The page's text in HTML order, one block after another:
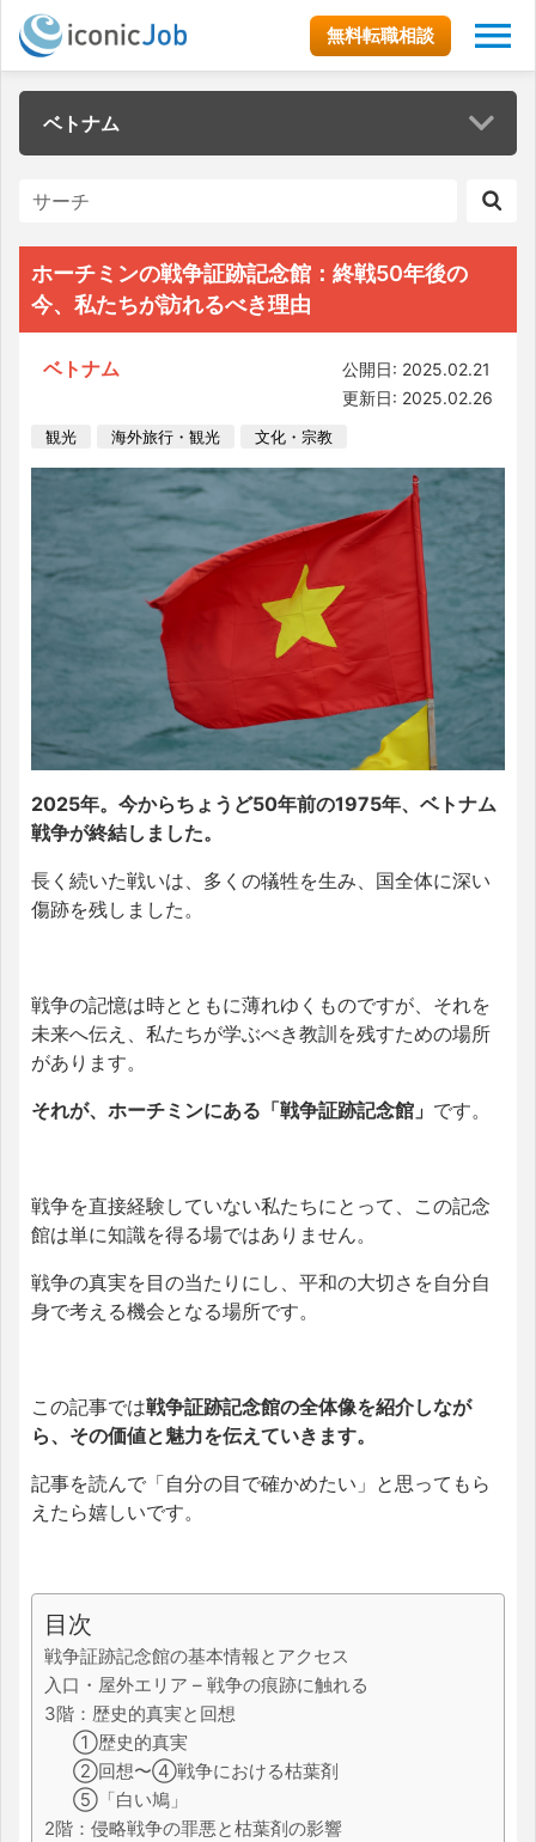
無料転職相談
ベトナム
ホーチミンの戦争証跡記念館：終戦50年後の
今、私たちが訪れるべき理由
ベトナム
公開日: 2025.02.21
更新日: 2025.02.26
観光 海外旅行・観光 文化・宗教
2025年。今からちょうど50年前の1975年、ベトナム
戦争が終結しました。
長く続いた戦いは、多くの犠牲を生み、国全体に深い
傷跡を残しました。
戦争の記憶は時とともに薄れゆくものですが、それを
未来へ伝え、私たちが学ぶべき教訓を残すための場所
があります。
それが、ホーチミンにある「戦争証跡記念館」 です。
戦争を直接経験していない私たちにとって、この記念
館は単に知識を得る場ではありません。
戦争の真実を目の当たりにし、平和の大切さを自分自
身で考える機会となる場所です。
この記事では戦争証跡記念館の全体像を紹介しなが
ら、その価値と魅力を伝えていきます。
記事を読んで「自分の目で確かめたい」と思ってもら
えたら嬉しいです。
目次
戦争証跡記念館の基本情報とアクセス
入口・屋外エリア – 戦争の痕跡に触れる
3階：歴史的真実と回想
①歴史的真実
②回想〜④戦争における枯葉剤
⑤「白い鳩」
2階：侵略戦争の罪悪と枯葉剤の影響